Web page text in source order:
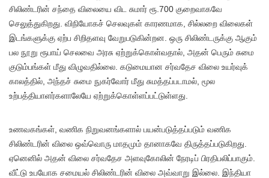
சிலிண்டரின் சந்தை விலையை விட சுமார் ரூ.700 குறைவாகவே
செலுத்துகிறது. விநியோகச் செலவுகள் காரணமாக, சில்லறை விலைகள்
இடங்களுக்கு ஏற்ப சிறிதளவு வேறுபடுகின்றன. ஒரு சிலிண்டருக்கு ஆகும்
பல நூறு ரூபாய் செலவை அரசு ஏற்றுக்கொள்வதால், அதன் பெரும் சுமை
குடும்பங்கள் மீது விழுவதில்லை. கடுமையான சர்வதேச விலை உயர்வுக்
காலத்தில், அந்தச் சுமை நுகர்வோர் மீது சுமத்தப்படாமல், மூல
உற்பத்தியாளர்களாலேயே ஏற்றுக்கொள்ளப்பட்டுள்ளது.
உணவகங்கள், வணிக நிறுவனங்களால் பயன்படுத்தப்படும் வணிக
சிலிண்டரின் விலை ஒவ்வொரு மாதமும் தானாகவே திருத்தப்படுகிறது.
ஏனெனில் அதன் விலை சர்வதேச அளவுகோலின் நேரடிப் பிரதிபலிப்பாகும்.
வீட்டு உபயோக சமையல் சிலிண்டரின் விலை அவ்வாறு இல்லை. இந்தியா